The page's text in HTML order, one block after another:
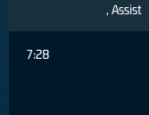
, Assist
7:28